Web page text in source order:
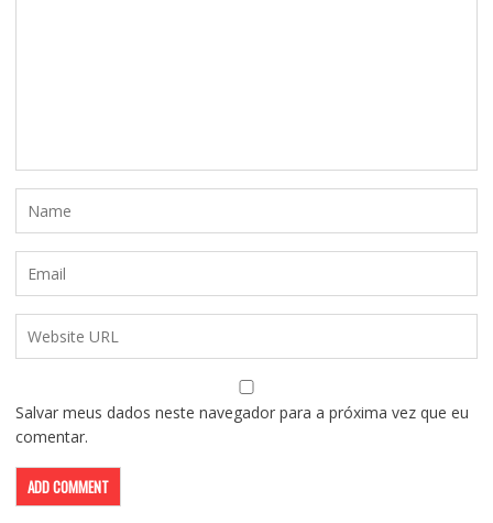
Salvar meus dados neste navegador para a próxima vez que eu
comentar.